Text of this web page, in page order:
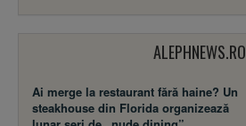
ALEPHNEWS.RO
Ai merge la restaurant fără haine? Un
steakhouse din Florida organizează